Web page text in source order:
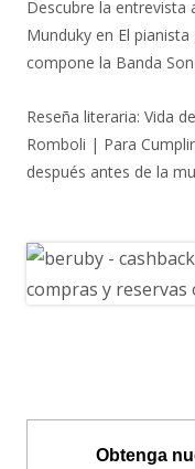
Descubre la entrevista
Munduky en El
compone la Banda
Reseña literaria: Vida
Romboli | Para
después antes de la
Obtenga